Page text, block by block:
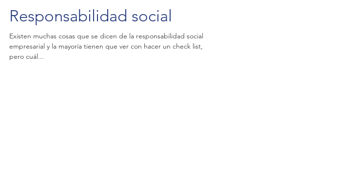
Responsabilidad social
Existen muchas cosas que se dicen de la responsabilidad social
empresarial y la mayoría tienen que ver con hacer un check list,
pero cuál...